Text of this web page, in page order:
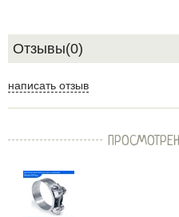
Отзывы(0)
написать отзыв